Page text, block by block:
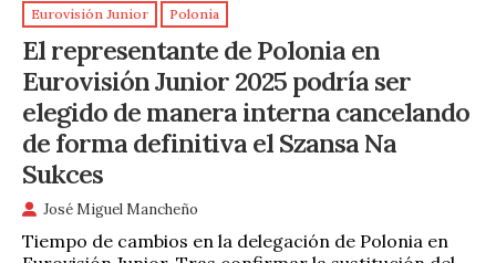
Eurovisión Junior Polonia
El representante de Polonia en
Eurovisión Junior 2025 podría ser
elegido de manera interna cancelando
de forma definitiva el Szansa Na
Sukces
José Miguel Mancheño
Tiempo de cambios en la delegación de Polonia en